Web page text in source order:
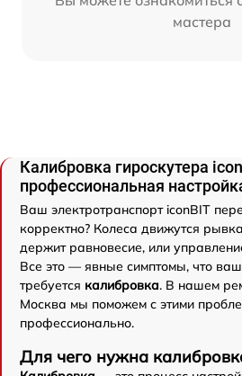
мастера
Калибровка гироскутера
профессиональная
Ваш электротранспорт iconBIT
корректно? Колеса движутся
держит равновесие, или
Все это — явные симптомы, что
требуется калибровка. В нашем
Москва мы поможем с этими
профессионально.
Для чего нужна